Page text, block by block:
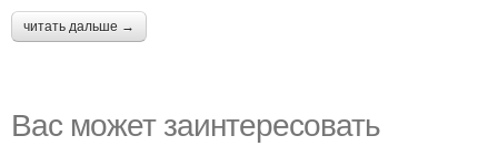
читать дальше →
Вас может заинтересовать